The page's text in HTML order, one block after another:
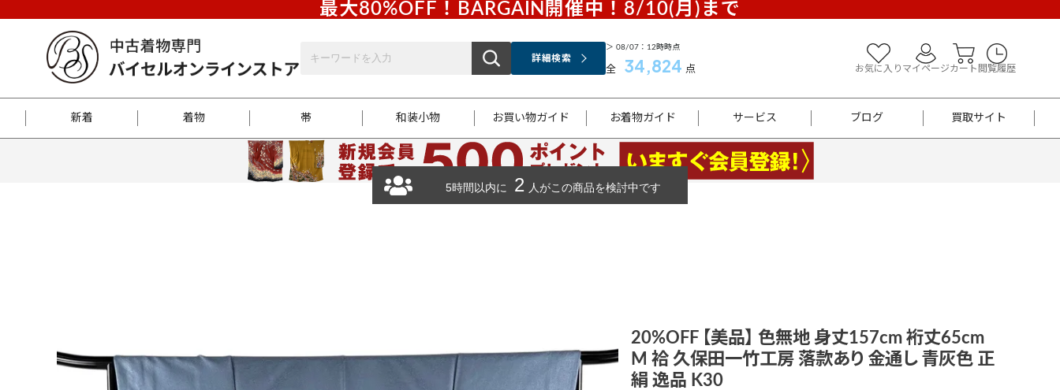
最大80%OFF！BARGAIN開催中！8/10(月)まで
詳細検索
＞ 08/07：12時時点
全 34,824 点 お気に入り マイページカート 閲覧履歴
新着 着物 帯 和装小物 お買い物ガイド
お客様に届くまで お支払いについて 着物参考サイズ/採寸について
お着物ガイド
はじめてのお着物ガイド サイズ案内 和色チャート集
サービス
商品お取り寄せサービス 新規会員登録 お問い合わせ
ブログ
着物知識 スタッフブログ
買取サイト
20%OFF 【美品】 色無地 身丈157cm 裄丈65cm
M 袷 久保田一竹工房 落款あり 金通し 青灰色 正
絹 逸品 K30
5時間以内に 2 人がこの商品を検討中です